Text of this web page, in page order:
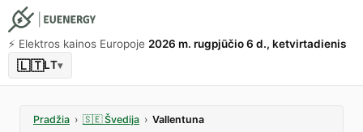
⚡️ Elektros kainos Europoje 2026 m. rugpjūčio 6 d., ketvirtadienis
🇱🇹LT▾
Pradžia › 🇸🇪 Švedija › Vallentuna